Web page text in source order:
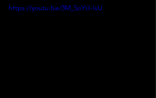
https://youtu.be/3M_5oYU-IsU